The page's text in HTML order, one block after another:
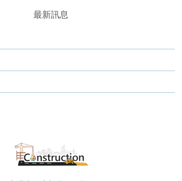
最新訊息